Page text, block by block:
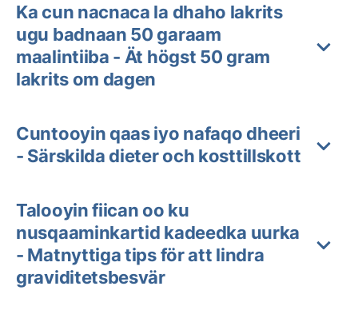
Ka cun nacnaca la dhaho lakrits
ugu badnaan 50 garaam
maalintiiba - Ät högst 50 gram
lakrits om dagen
Cuntooyin qaas iyo nafaqo dheeri
- Särskilda dieter och kosttillskott
Talooyin fiican oo ku
nusqaaminkartid kadeedka uurka
- Matnyttiga tips för att lindra
graviditetsbesvär